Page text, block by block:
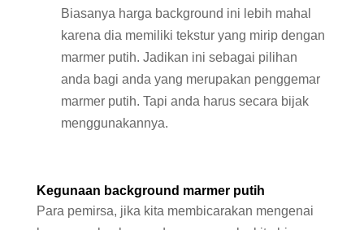
Biasanya harga background ini lebih mahal
karena dia memiliki tekstur yang mirip dengan
marmer putih. Jadikan ini sebagai pilihan
anda bagi anda yang merupakan penggemar
marmer putih. Tapi anda harus secara bijak
menggunakannya.
Kegunaan background marmer putih
Para pemirsa, jika kita membicarakan mengenai